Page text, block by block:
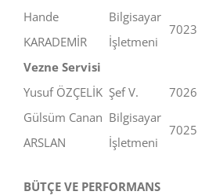
Hande
KARADEMİR
Bilgisayar
İşletmeni
7023
Vezne Servisi
Yusuf ÖZÇELİK Şef V.
7026
Gülsüm Canan
ARSLAN
Bilgisayar
İşletmeni
7025
BÜTÇE VE PERFORMANS